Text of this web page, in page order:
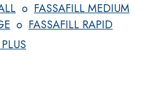
o FASSAFILL MEDIUM
o FASSAFILL RAPID
®